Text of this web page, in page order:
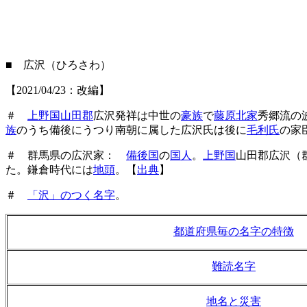
■ 広沢（ひろさわ）
【2021/04/23：改編】
＃ 上野国山田郡広沢発祥は中世の豪族で藤原北家秀郷流の
族のうち備後にうつり南朝に属した広沢氏は後に毛利氏の家
＃ 群馬県の広沢家： 備後国の国人 。 上野国山田郡広沢（
た。鎌倉時代には地頭。【 出典】
＃ 「沢」のつく名字。
都道府県毎の名字の特徴
難読名字
地名と災害